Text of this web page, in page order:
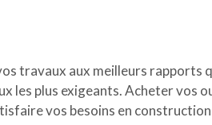
travaux aux meilleurs rapports
les plus exigeants. Acheter vos
vos besoins en